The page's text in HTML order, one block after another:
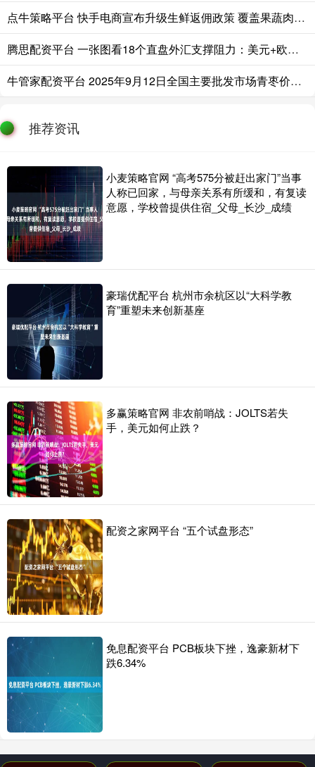
点牛策略平台 快手电商宣布升级生鲜返佣政策 覆盖果蔬肉禽水产全类目
腾思配资平台 一张图看18个直盘外汇支撑阻力：美元+欧系日系+商品货币+新兴货币(2025年11月14日)
牛管家配资平台 2025年9月12日全国主要批发市场青枣价格行情
推荐资讯
小麦策略官网 “高考575分被赶出家门”当事
人称已回家，与母亲关系有所缓和，有复读
意愿，学校曾提供住宿_父母_长沙_成绩
豪瑞优配平台 杭州市余杭区以“大科学教
育”重塑未来创新基座
多赢策略官网 非农前哨战：JOLTS若失
手，美元如何止跌？
配资之家网平台 “五个试盘形态”
免息配资平台 PCB板块下挫，逸豪新材下
跌6.34%